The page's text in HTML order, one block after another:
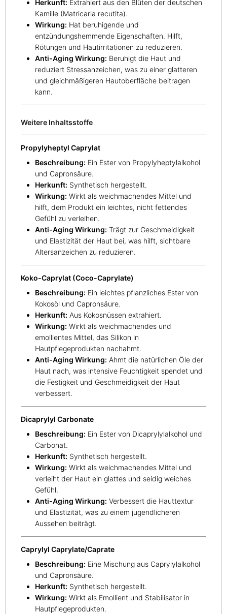
Herkunft: Extrahiert aus den Blüten der deutschen
Kamille (Matricaria recutita).
Wirkung: Hat beruhigende und
entzündungshemmende Eigenschaften. Hilft,
Rötungen und Hautirritationen zu reduzieren.
Anti-Aging Wirkung: Beruhigt die Haut und
reduziert Stressanzeichen, was zu einer glatteren
und gleichmäßigeren Hautoberfläche beitragen
kann.
Weitere Inhaltsstoffe
Propylyheptyl Caprylat
Beschreibung: Ein Ester von Propylyheptylalkohol
und Capronsäure.
Herkunft: Synthetisch hergestellt.
Wirkung: Wirkt als weichmachendes Mittel und
hilft, dem Produkt ein leichtes, nicht fettendes
Gefühl zu verleihen.
Anti-Aging Wirkung: Trägt zur Geschmeidigkeit
und Elastizität der Haut bei, was hilft, sichtbare
Altersanzeichen zu reduzieren.
Koko-Caprylat (Coco-Caprylate)
Beschreibung: Ein leichtes pflanzliches Ester von
Kokosöl und Capronsäure.
Herkunft: Aus Kokosnüssen extrahiert.
Wirkung: Wirkt als weichmachendes und
emollientes Mittel, das Silikon in
Hautpflegeprodukten nachahmt.
Anti-Aging Wirkung: Ahmt die natürlichen Öle der
Haut nach, was intensive Feuchtigkeit spendet und
die Festigkeit und Geschmeidigkeit der Haut
verbessert.
Dicaprylyl Carbonate
Beschreibung: Ein Ester von Dicaprylylalkohol und
Carbonat.
Herkunft: Synthetisch hergestellt.
Wirkung: Wirkt als weichmachendes Mittel und
verleiht der Haut ein glattes und seidig weiches
Gefühl.
Anti-Aging Wirkung: Verbessert die Hauttextur
und Elastizität, was zu einem jugendlicheren
Aussehen beiträgt.
Caprylyl Caprylate/Caprate
Beschreibung: Eine Mischung aus Caprylylalkohol
und Capronsäure.
Herkunft: Synthetisch hergestellt.
Wirkung: Wirkt als Emollient und Stabilisator in
Hautpflegeprodukten.